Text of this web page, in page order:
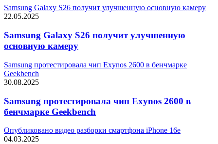
Samsung Galaxy S26 получит улучшенную основную камеру
22.05.2025
Samsung Galaxy S26 получит улучшенную
основную камеру
Samsung протестировала чип Exynos 2600 в бенчмарке
Geekbench
30.08.2025
Samsung протестировала чип Exynos 2600 в
бенчмарке Geekbench
Опубликовано видео разборки смартфона iPhone 16e
04.03.2025